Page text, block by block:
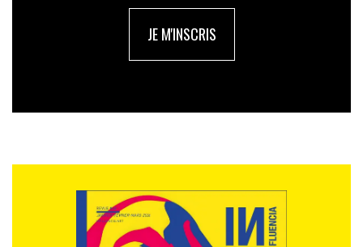
JE M'INSCRIS